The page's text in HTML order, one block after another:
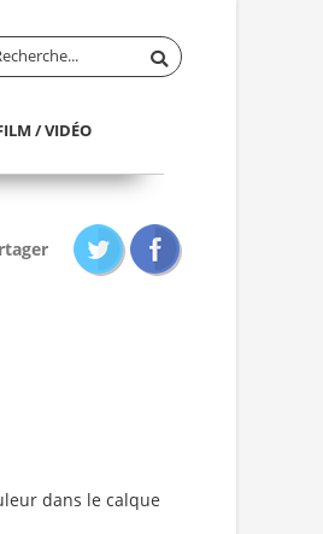
/ VIDÉO
dans le calque